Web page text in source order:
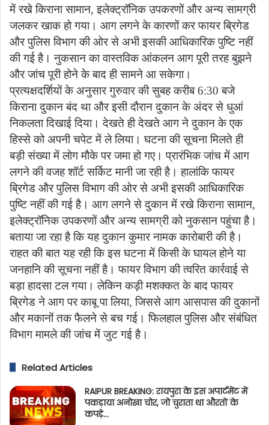
में रखे किराना सामान, इलेक्ट्रॉनिक उपकरणों और अन्य सामग्री
जलकर खाक हो गया। आग लगने के कारणों कर फायर ब्रिगेड
और पुलिस विभाग की ओर से अभी इसकी आधिकारिक पुष्टि नहीं
की गई है। नुकसान का वास्तविक आंकलन आग पूरी तरह बुझने
और जांच पूरी होने के बाद ही सामने आ सकेगा।
प्रत्यक्षदर्शियों के अनुसार गुरुवार की सुबह करीब 6:30 बजे
किराना दुकान बंद था और इसी दौरान दुकान के अंदर से धुआं
निकलता दिखाई दिया। देखते ही देखते आग ने दुकान के एक
हिस्से को अपनी चपेट में ले लिया। घटना की सूचना मिलते ही
बड़ी संख्या में लोग मौके पर जमा हो गए। प्रारंभिक जांच में आग
लगने की वजह शॉर्ट सर्किट मानी जा रही है। हालांकि फायर
ब्रिगेड और पुलिस विभाग की ओर से अभी इसकी आधिकारिक
पुष्टि नहीं की गई है। आग लगने से दुकान में रखे किराना सामान,
इलेक्ट्रॉनिक उपकरणों और अन्य सामग्री को नुकसान पहुंचा है।
बताया जा रहा है कि यह दुकान कुमार नामक कारोबारी की है।
राहत की बात यह रही कि इस घटना में किसी के घायल होने या
जनहानि की सूचना नहीं है। फायर विभाग की त्वरित कार्रवाई से
बड़ा हादसा टल गया। लेकिन कड़ी मशक्कत के बाद फायर
ब्रिगेड ने आग पर काबू पा लिया, जिससे आग आसपास की दुकानों
और मकानों तक फैलने से बच गई। फिलहाल पुलिस और संबंधित
विभाग मामले की जांच में जुट गई है।
Related Articles
RAIPUR BREAKING: रायपुरा के इस अपार्टमेंट में
पकड़ाया अनोखा चोर, जो चुराता था औरतों के
कपड़े…